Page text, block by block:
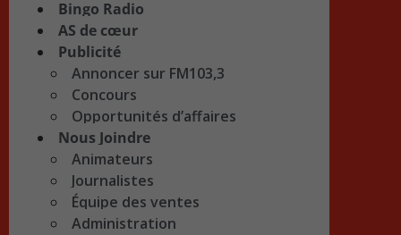
Bingo Radio
AS de cœur
Publicité
Annoncer sur FM103,3
Concours
Opportunités d’affaires
Nous Joindre
Animateurs
Journalistes
Équipe des ventes
Administration